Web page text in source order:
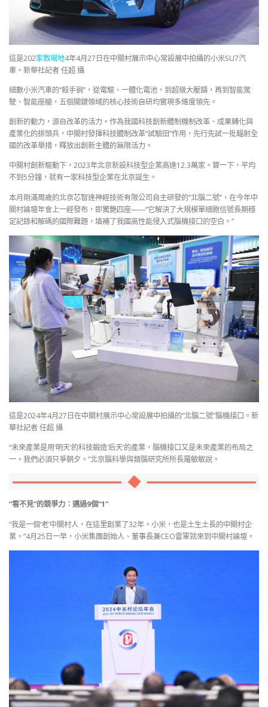
這是202家教場地4年4月27日在中關村展示中心常設展中拍攝的小米SU7汽
車。新華社記者 任超 攝
細數小米汽車的“殺手锏”，從電驅、一體化電池，到超級大壓鑄，再到智能駕
駛、智能座艙，五個關鍵領域的核心技術自研均實現多維度領先。
創新的動力，源自改革的活力。作為我國科技創新體制機制改革、成果轉化與
產業化的排頭兵，中關村發揮科技體制改革“試驗田”作用，先行先試一批輻射全
國的改革舉措，釋放出創新主體的無限活力。
中關村創新驅動下，2023年北京新設科技型企業高達12.3萬家。算一下，平均
不到5分鐘，就有一家科技型企業在北京誕生。
本月剛滿周歲的北京芯智達神經技術有限公司自主研發的“北腦二號”，在今年中
關村論壇年會上一經發布，即驚艷四座——“它解決了大規模單細胞信號長期穩
定記錄和解碼的國際難題，填補了我國高性能侵入式腦機接口的空白。”
這是2024年4月27日在中關村展示中心常設展中拍攝的“北腦二號”腦機接口。新
華社記者 任超 攝
“未來產業是用‘明天’的科技鍛造‘后天’的產業，腦機接口又是未來產業的布局之
一。我們必須只爭朝夕。”北京腦科學與類腦研究所所長羅敏敏說。
“看不見”的競爭力：邁過9個“1”
“我是一個‘老’中關村人，在這里創業了32年。小米，也是土生土長的中關村企
業。”4月25日一早，小米集團創始人、董事長兼CEO雷軍就來到中關村論壇。